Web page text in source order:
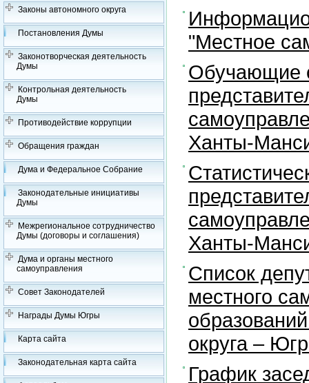
Законы автономного округа
Постановления Думы
Законотворческая деятельность
Думы
Контрольная деятельность
Думы
Противодействие коррупции
Обращения граждан
Дума и Федеральное Собрание
Законодательные инициативы
Думы
Межрегиональное сотрудничество
Думы (договоры и соглашения)
Дума и органы местного
самоуправления
Совет Законодателей
Награды Думы Югры
Карта сайта
Законодательная карта сайта
"Местное
Обучающие
Ханты-
Ханты-
Список
местного
округа –
График